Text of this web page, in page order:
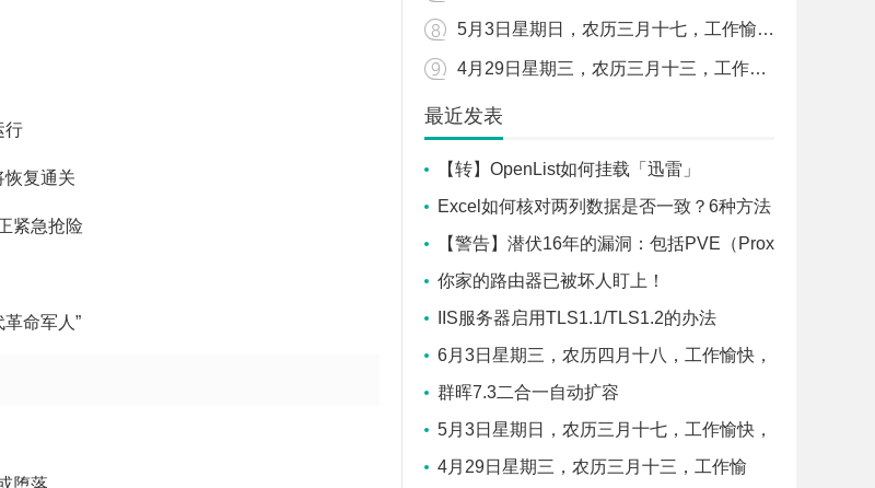
行
恢复通关
紧急抢险
命军人”
堕落。
5月3日星期日，农历三月十七，工作愉快，平安喜乐
4月29日星期三，农历三月十三，工作愉快，平安喜乐
最近发表
【转】OpenList如何挂载「迅雷」
Excel如何核对两列数据是否一致？6种方法
任你选
【警告】潜伏16年的漏洞：包括PVE（Prox
mox VE）在内所有KVM平台，一个虚拟机就
能搞崩整台物理服务器！
你家的路由器已被坏人盯上！
IIS服务器启用TLS1.1/TLS1.2的办法
6月3日星期三，农历四月十八，工作愉快，
平安喜乐
群晖7.3二合一自动扩容
5月3日星期日，农历三月十七，工作愉快，
平安喜乐
4月29日星期三，农历三月十三，工作愉